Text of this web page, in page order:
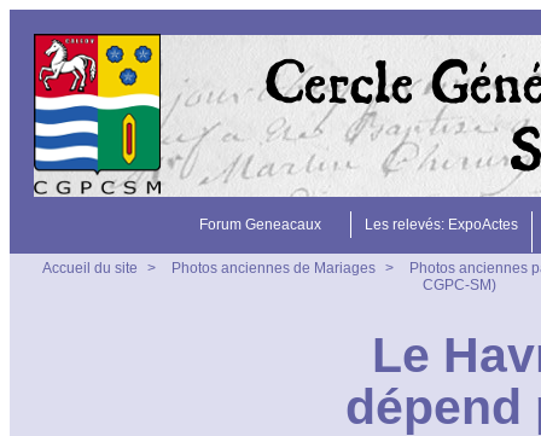
Forum Geneacaux Les relevés: ExpoActes
Accueil du site > Photos anciennes de Mariages >
Photos anciennes
CGPC-SM)
Le
dépend